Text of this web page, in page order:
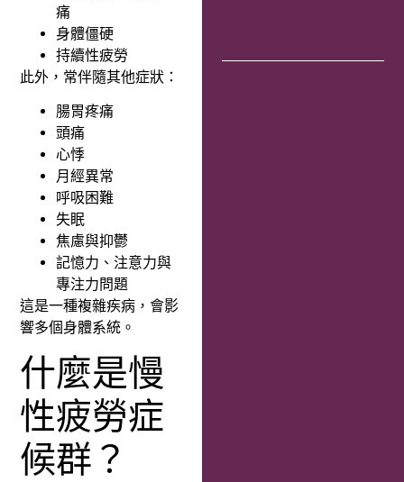
痛
身體僵硬
持續性疲勞
此外，常伴隨其他症狀：
腸胃疼痛
頭痛
心悸
月經異常
呼吸困難
失眠
焦慮與抑鬱
記憶力、注意力與
專注力問題
這是一種複雜疾病，會影
響多個身體系統。
什麼是慢
性疲勞症
候群？